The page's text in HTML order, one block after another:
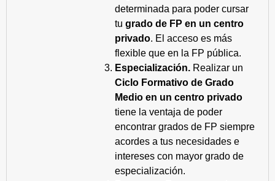
determinada para poder cursar
tu grado de FP en un centro
privado. El acceso es más
flexible que en la FP pública.
Especialización. Realizar un
Ciclo Formativo de Grado
Medio en un centro privado
tiene la ventaja de poder
encontrar grados de FP siempre
acordes a tus necesidades e
intereses con mayor grado de
especialización.